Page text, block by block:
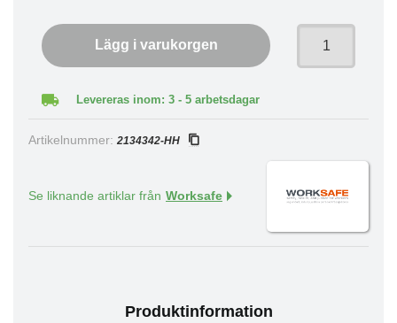
Lägg i varukorgen
Levereras inom: 3 - 5 arbetsdagar
Artikelnummer: 2134342-HH
Se liknande artiklar från Worksafe
Produktinformation